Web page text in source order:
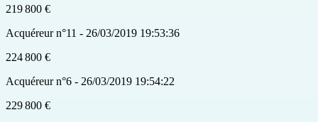
219 800 €
Acquéreur n°11 - 26/03/2019 19:53:36
224 800 €
Acquéreur n°6 - 26/03/2019 19:54:22
229 800 €